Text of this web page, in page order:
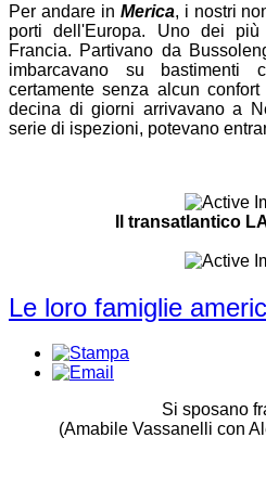
Per andare in Merica, i nostri
porti dell'Europa. Uno dei
Francia. Partivano da
imbarcavano su bastimenti
certamente senza alcun
decina di giorni arrivavano a
serie di ispezioni, potevano
Il transatlantico
Le loro famiglie
Si sposano
(Amabile Vassanelli con